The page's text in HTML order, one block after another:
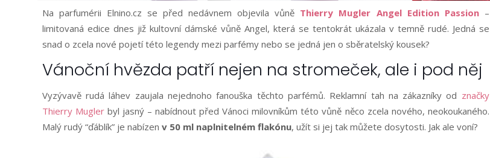
Na parfumérii Elnino.cz se před nedávnem objevila vůně Thierry Mugler Angel Edition Passion–
limitovaná edice dnes již kultovní dámské vůně Angel, která se tentokrát ukázala v temně rudé. Jedná se
snad o zcela nové pojetí této legendy mezi parfémy nebo se jedná jen o sběratelský kousek?
Vánoční hvězda patří nejen na stromeček, ale i pod něj
Vyzývavě rudá láhev zaujala nejednoho fanouška těchto parfémů. Reklamní tah na zákazníky od značky
Thierry Muglerbyl jasný – nabídnout před Vánoci milovníkům této vůně něco zcela nového, neokoukaného.
Malý rudý “ďáblík” je nabízen v 50 ml naplnitelném flakónu, užít si jej tak můžete dosytosti. Jak ale voní?